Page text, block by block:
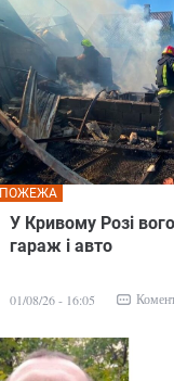
У Кривому Розі
гараж і авто
ПОЖЕЖА
01/08/26 - 16:05